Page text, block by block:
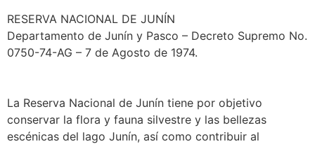
RESERVA NACIONAL DE JUNÍN
Departamento de Junín y Pasco – Decreto Supremo No.
0750-74-AG – 7 de Agosto de 1974.
La Reserva Nacional de Junín tiene por objetivo
conservar la flora y fauna silvestre y las bellezas
escénicas del lago Junín, así como contribuir al